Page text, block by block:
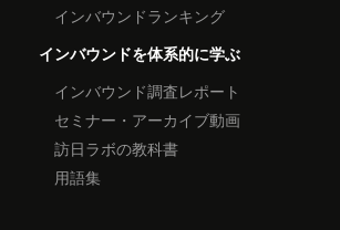
インバウンドランキング
インバウンドを体系的に学ぶ
インバウンド調査レポート
セミナー・アーカイブ動画
訪日ラボの教科書
用語集